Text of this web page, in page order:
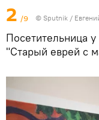
2 /9 © Sputnik /
Посетительница
"Старый еврей с